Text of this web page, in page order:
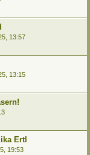
13:57
13:15
Ertl
19:53